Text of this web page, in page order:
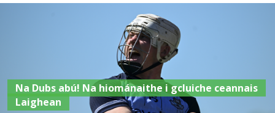
Na Dubs abú! Na hiománaithe i gcluiche ceannais
Laighean